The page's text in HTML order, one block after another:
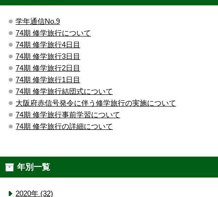
学年通信No.9
74期 修学旅行について
74期 修学旅行4日目
74期 修学旅行3日目
74期 修学旅行2日目
74期 修学旅行1日目
74期 修学旅行結団式について
大阪府赤信号発令に伴う修学旅行の実施について
74期 修学旅行事前学習について
74期 修学旅行の詳細について
年別一覧
2020年 (32)